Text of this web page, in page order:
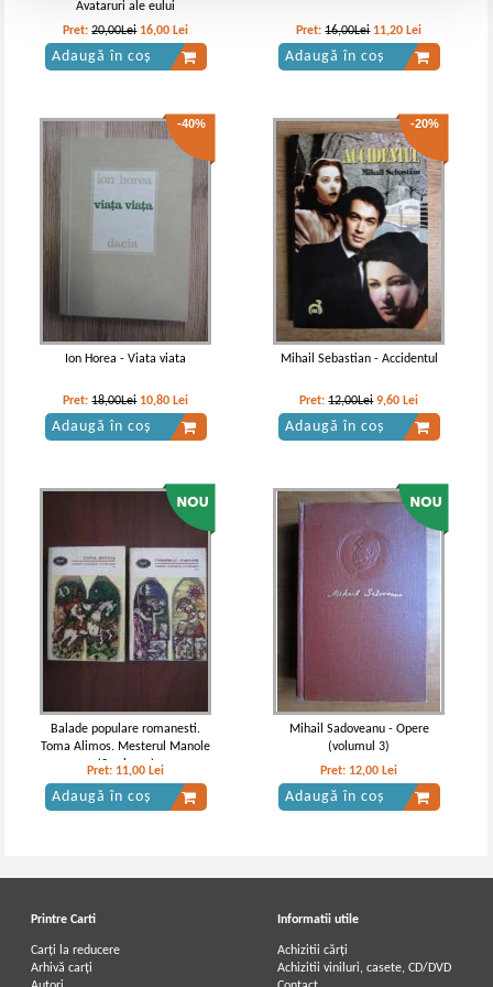
Avataruri ale eului
Pret:20,00Lei 16,00 Lei
Adaugă în coș
Pret:16,00Lei 11,20 Lei
Adaugă în coș
-40%
Ion Horea - Viata viata
Pret:18,00Lei 10,80 Lei
Adaugă în coș
-20%
Mihail Sebastian - Accidentul
Pret:12,00Lei 9,60 Lei
Adaugă în coș
Balade populare romanesti.
Toma Alimos. Mesterul Manole
(2 volume)
Pret: 11,00 Lei
Adaugă în coș
Mihail Sadoveanu - Opere
(volumul 3)
Pret: 12,00 Lei
Adaugă în coș
Printre Carti
Carți la reducere
Arhivă carți
Informatii utile
Achizitii cărți
Achizitii viniluri, casete, CD/DVD